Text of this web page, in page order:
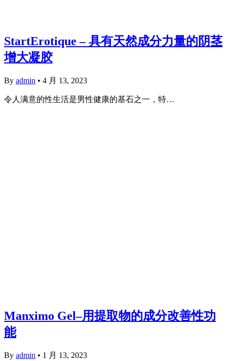
StartErotique – 具有天然成分力量的阴茎
增大凝胶
By admin • 4 月 13, 2023
令人满意的性生活是男性健康的基石之一，特…
Manximo Gel–用提取物的成分改善性功
能
By admin • 1 月 13, 2023